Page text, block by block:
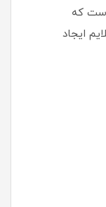
است که
ایجاد